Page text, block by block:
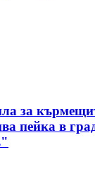
за
пейка в